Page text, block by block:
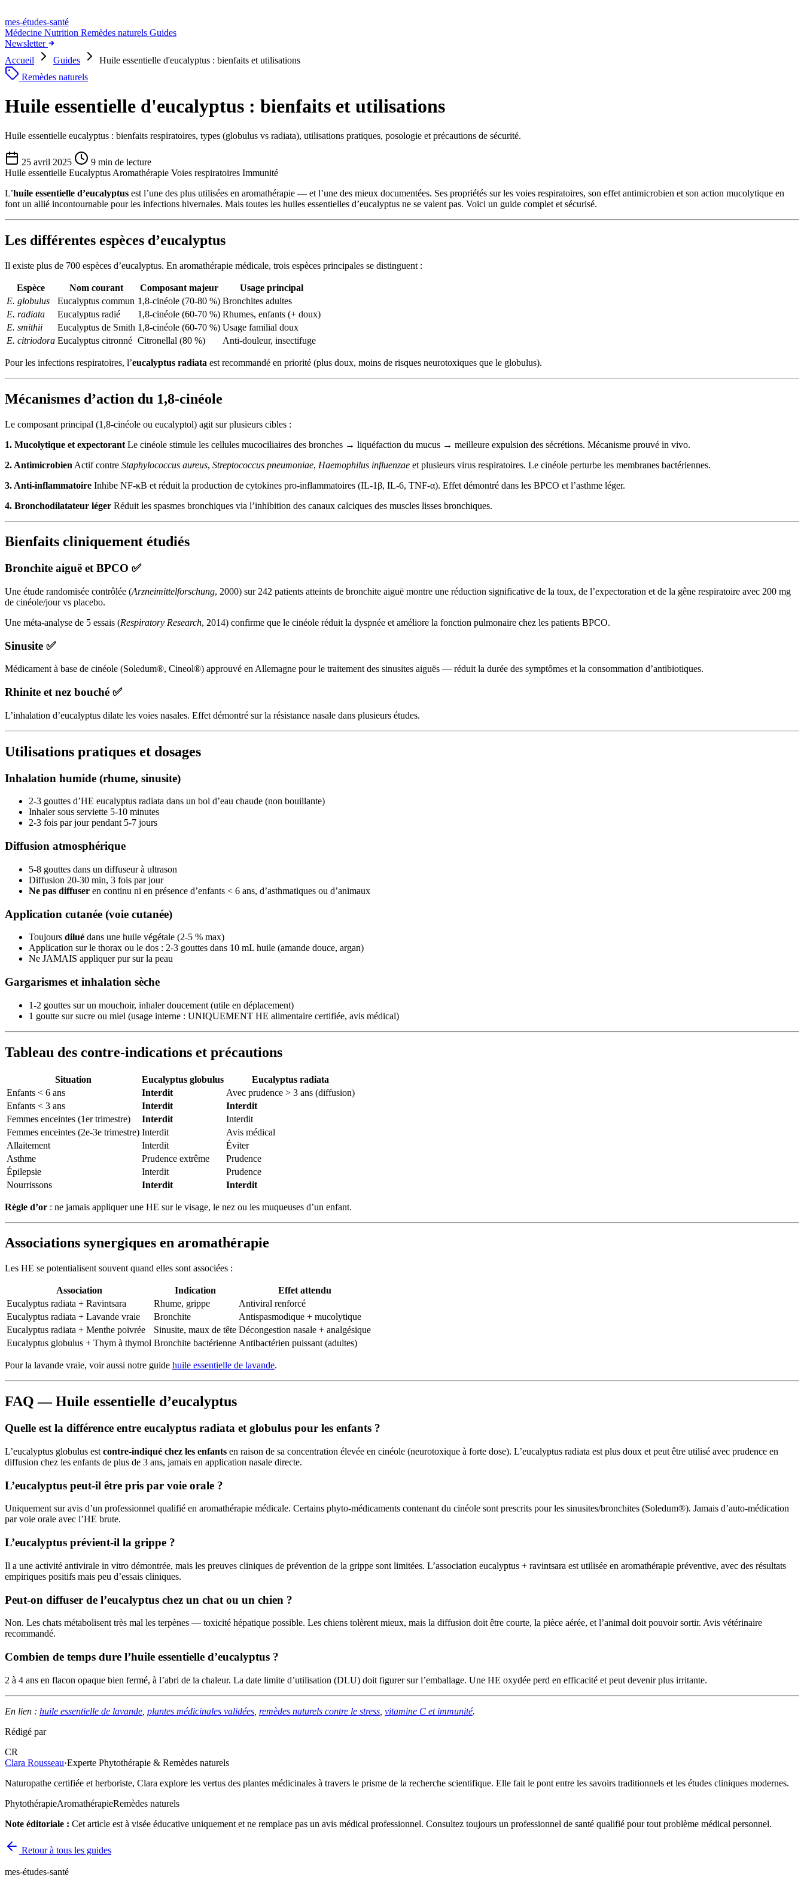
mes-études-santé
Médecine Nutrition Remèdes naturels Guides
Newsletter
Accueil
Guides
Huile essentielle d'eucalyptus : bienfaits et utilisations
Remèdes naturels
Huile essentielle d'eucalyptus : bienfaits et utilisations
Huile essentielle eucalyptus : bienfaits respiratoires, types (globulus vs radiata), utilisations pratiques, posologie et précautions de sécurité.
25 avril 2025
9 min de lecture
Huile essentielle Eucalyptus Aromathérapie Voies respiratoires Immunité
L’huile essentielle d’eucalyptus est l’une des plus utilisées en aromathérapie — et l’une des mieux documentées. Ses propriétés sur les voies respiratoires, son effet antimicrobien et son action mucolytique en
font un allié incontournable pour les infections hivernales. Mais toutes les huiles essentielles d’eucalyptus ne se valent pas. Voici un guide complet et sécurisé.
Les différentes espèces d’eucalyptus
Il existe plus de 700 espèces d’eucalyptus. En aromathérapie médicale, trois espèces principales se distinguent :
Espèce Nom courant Composant majeur
Usage principal
E. globulus
Eucalyptus commun 1,8-cinéole (70-80 %) Bronchites adultes
E. radiata
Eucalyptus radié 1,8-cinéole (60-70 %) Rhumes, enfants (+ doux)
E. smithii
Eucalyptus de Smith 1,8-cinéole (60-70 %) Usage familial doux
E. citriodora Eucalyptus citronné Citronellal (80 %) Anti-douleur, insectifuge
Pour les infections respiratoires, l’eucalyptus radiata est recommandé en priorité (plus doux, moins de risques neurotoxiques que le globulus).
Mécanismes d’action du 1,8-cinéole
Le composant principal (1,8-cinéole ou eucalyptol) agit sur plusieurs cibles :
1. Mucolytique et expectorant Le cinéole stimule les cellules mucociliaires des bronches → liquéfaction du mucus → meilleure expulsion des sécrétions. Mécanisme prouvé in vivo.
2. Antimicrobien Actif contre Staphylococcus aureus, Streptococcus pneumoniae, Haemophilus influenzae et plusieurs virus respiratoires. Le cinéole perturbe les membranes bactériennes.
3. Anti-inflammatoire Inhibe NF-κB et réduit la production de cytokines pro-inflammatoires (IL-1β, IL-6, TNF-α). Effet démontré dans les BPCO et l’asthme léger.
4. Bronchodilatateur léger Réduit les spasmes bronchiques via l’inhibition des canaux calciques des muscles lisses bronchiques.
Bienfaits cliniquement étudiés
Bronchite aiguë et BPCO ✅
Une étude randomisée contrôlée (Arzneimittelforschung, 2000) sur 242 patients atteints de bronchite aiguë montre une réduction significative de la toux, de l’expectoration et de la gêne respiratoire avec 200 mg
de cinéole/jour vs placebo.
Une méta-analyse de 5 essais (Respiratory Research, 2014) confirme que le cinéole réduit la dyspnée et améliore la fonction pulmonaire chez les patients BPCO.
Sinusite ✅
Médicament à base de cinéole (Soledum®, Cineol®) approuvé en Allemagne pour le traitement des sinusites aiguës — réduit la durée des symptômes et la consommation d’antibiotiques.
Rhinite et nez bouché ✅
L’inhalation d’eucalyptus dilate les voies nasales. Effet démontré sur la résistance nasale dans plusieurs études.
Utilisations pratiques et dosages
Inhalation humide (rhume, sinusite)
2-3 gouttes d’HE eucalyptus radiata dans un bol d’eau chaude (non bouillante)
Inhaler sous serviette 5-10 minutes
2-3 fois par jour pendant 5-7 jours
Diffusion atmosphérique
5-8 gouttes dans un diffuseur à ultrason
Diffusion 20-30 min, 3 fois par jour
Ne pas diffuser en continu ni en présence d’enfants < 6 ans, d’asthmatiques ou d’animaux
Application cutanée (voie cutanée)
Toujours dilué dans une huile végétale (2-5 % max)
Application sur le thorax ou le dos : 2-3 gouttes dans 10 mL huile (amande douce, argan)
Ne JAMAIS appliquer pur sur la peau
Gargarismes et inhalation sèche
1-2 gouttes sur un mouchoir, inhaler doucement (utile en déplacement)
1 goutte sur sucre ou miel (usage interne : UNIQUEMENT HE alimentaire certifiée, avis médical)
Tableau des contre-indications et précautions
Situation Eucalyptus globulus
Eucalyptus radiata
Enfants < 6 ans
Interdit
Avec prudence > 3 ans (diffusion)
Enfants < 3 ans
Interdit
Interdit
Femmes enceintes (1er trimestre)
Interdit
Interdit
Femmes enceintes (2e-3e trimestre) Interdit
Avis médical
Allaitement
Interdit
Éviter
Asthme
Prudence extrême
Prudence
Épilepsie
Interdit
Prudence
Nourrissons
Interdit Interdit
Règle d’or : ne jamais appliquer une HE sur le visage, le nez ou les muqueuses d’un enfant.
Associations synergiques en aromathérapie
Les HE se potentialisent souvent quand elles sont associées :
Association Indication
Effet attendu
Eucalyptus radiata + Ravintsara
Rhume, grippe
Antiviral renforcé
Eucalyptus radiata + Lavande vraie
Bronchite
Antispasmodique + mucolytique
Eucalyptus radiata + Menthe poivrée
Sinusite, maux de tête Décongestion nasale + analgésique
Eucalyptus globulus + Thym à thymol Bronchite bactérienne Antibactérien puissant (adultes)
Pour la lavande vraie, voir aussi notre guide huile essentielle de lavande.
FAQ — Huile essentielle d’eucalyptus
Quelle est la différence entre eucalyptus radiata et globulus pour les enfants ?
L’eucalyptus globulus est contre-indiqué chez les enfants en raison de sa concentration élevée en cinéole (neurotoxique à forte dose). L’eucalyptus radiata est plus doux et peut être utilisé avec prudence en
diffusion chez les enfants de plus de 3 ans, jamais en application nasale directe.
L’eucalyptus peut-il être pris par voie orale ?
Uniquement sur avis d’un professionnel qualifié en aromathérapie médicale. Certains phyto-médicaments contenant du cinéole sont prescrits pour les sinusites/bronchites (Soledum®). Jamais d’auto-médication
par voie orale avec l’HE brute.
L’eucalyptus prévient-il la grippe ?
Il a une activité antivirale in vitro démontrée, mais les preuves cliniques de prévention de la grippe sont limitées. L’association eucalyptus + ravintsara est utilisée en aromathérapie préventive, avec des résultats
empiriques positifs mais peu d’essais cliniques.
Peut-on diffuser de l’eucalyptus chez un chat ou un chien ?
Non. Les chats métabolisent très mal les terpènes — toxicité hépatique possible. Les chiens tolèrent mieux, mais la diffusion doit être courte, la pièce aérée, et l’animal doit pouvoir sortir. Avis vétérinaire
recommandé.
Combien de temps dure l’huile essentielle d’eucalyptus ?
2 à 4 ans en flacon opaque bien fermé, à l’abri de la chaleur. La date limite d’utilisation (DLU) doit figurer sur l’emballage. Une HE oxydée perd en efficacité et peut devenir plus irritante.
En lien : huile essentielle de lavande plantes médicinales validées remèdes naturels contre le stress vitamine C et immunité.
Rédigé par
CR
Clara Rousseau·Experte Phytothérapie & Remèdes naturels
Naturopathe certifiée et herboriste, Clara explore les vertus des plantes médicinales à travers le prisme de la recherche scientifique. Elle fait le pont entre les savoirs traditionnels et les études cliniques modernes.
PhytothérapieAromathérapieRemèdes naturels
Note éditoriale : Cet article est à visée éducative uniquement et ne remplace pas un avis médical professionnel. Consultez toujours un professionnel de santé qualifié pour tout problème médical personnel.
Retour à tous les guides
mes-études-santé